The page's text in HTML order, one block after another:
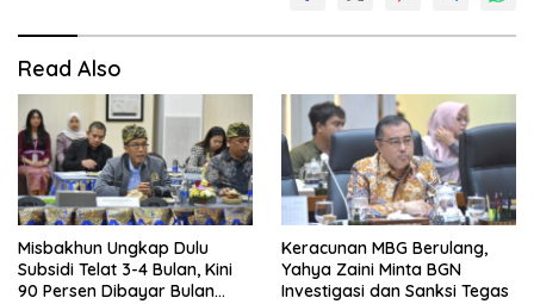
Read Also
Misbakhun Ungkap Dulu
Subsidi Telat 3-4 Bulan, Kini
90 Persen Dibayar Bulan
Keracunan MBG Berulang,
Yahya Zaini Minta BGN
Investigasi dan Sanksi Tegas